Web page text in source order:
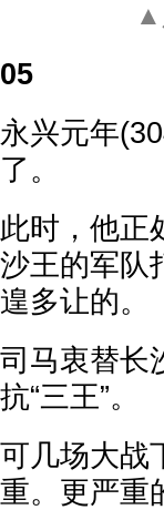
▲
05
永兴元年
了。
此时，他正
沙王的军队
遑多让的。
司马衷替长
抗“三王”。
可几场大战
重。更严重